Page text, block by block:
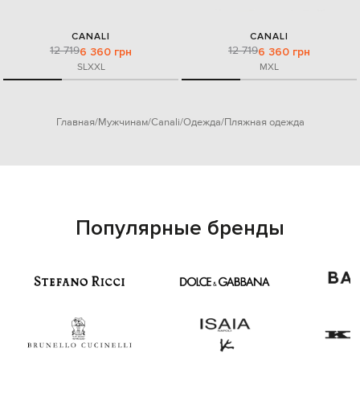
CANALI
12 7196 360 грн
SLXXL
CANALI
12 7196 360 грн
MXL
Главная Мужчинам Canali Одежда Пляжная одежда
Популярные бренды